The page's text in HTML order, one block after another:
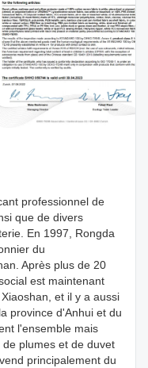
professionnel de
que de divers
En 1997, Rongda
du
Après plus de 20
est maintenant
et il y a aussi
province d'Anhui et du
l'ensemble mais
plumes et de duvet
principalement du